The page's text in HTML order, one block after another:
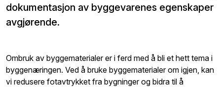
dokumentasjon av byggevarenes egenskaper
avgjørende.
Ombruk av byggematerialer er i ferd med å bli et hett tema i
byggenæringen. Ved å bruke byggematerialer om igjen, kan
vi redusere fotavtrykket fra bygninger og bidra til å